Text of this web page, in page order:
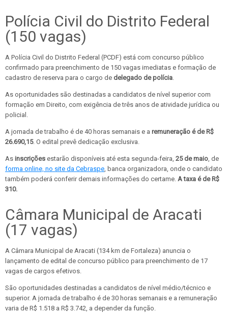
Polícia Civil do Distrito Federal
(150 vagas)
A Polícia Civil do Distrito Federal (PCDF) está com concurso público
confirmado para preenchimento de 150 vagas imediatas e formação de
cadastro de reserva para o cargo de delegado de polícia
As oportunidades são destinadas a candidatos de nível superior com
formação em Direito, com exigência de três anos de atividade jurídica ou
policial.
A jornada de trabalho é de 40 horas semanais e a remuneração é de R$
26.690,15. O edital prevê dedicação exclusiva.
As inscrições estarão disponíveis até esta segunda-feira, 25 de maio , de
forma online, no site da Cebraspe , banca organizadora, onde o candidato
também poderá conferir demais informações do certame. A taxa é de R$
310.
Câmara Municipal de Aracati
(17 vagas)
A Câmara Municipal de Aracati (134 km de Fortaleza) anuncia o
lançamento de edital de concurso público para preenchimento de 17
vagas de cargos efetivos.
São oportunidades destinadas a candidatos de nível médio/técnico e
superior. A jornada de trabalho é de 30 horas semanais e a remuneração
varia de R$ 1.518 a R$ 3.742, a depender da função.